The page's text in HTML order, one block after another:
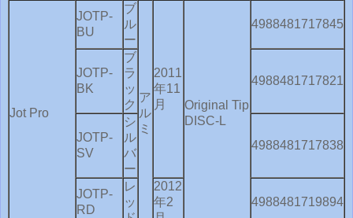
Jot Pro
JOTP-
BU
ブ
ル
ー
ア
ル
ミ
2011
年11
月
Original Tip
DISC-L
4988481717845
JOTP-
BK
ブ
ラ
ッ
ク
4988481717821
JOTP-
SV
シ
ル
バ
ー
4988481717838
JOTP-
RD
レ
ッ
2012
年2
4988481719894